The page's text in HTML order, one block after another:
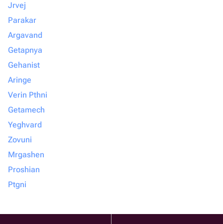
Jrvej
Parakar
Argavand
Getapnya
Gehanist
Aringe
Verin Pthni
Getamech
Yeghvard
Zovuni
Mrgashen
Proshian
Ptgni